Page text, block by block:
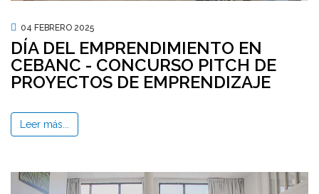
04 FEBRERO 2025
DÍA DEL EMPRENDIMIENTO EN
CEBANC - CONCURSO PITCH DE
PROYECTOS DE EMPRENDIZAJE
Leer más...